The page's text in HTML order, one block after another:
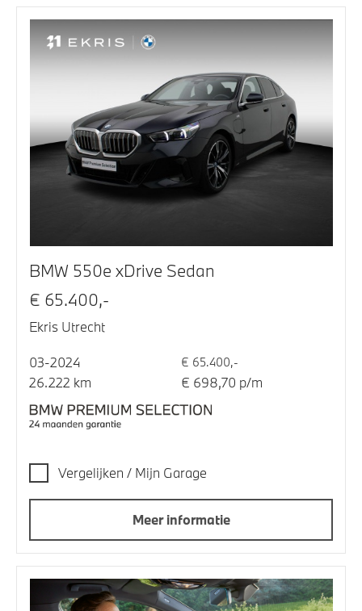
BMW 550e xDrive Sedan
€ 65.400,-
Ekris Utrecht
03-2024 € 65.400,-
26.222 km € 698,70 p/m
Vergelijken / Mijn Garage
Meer informatie